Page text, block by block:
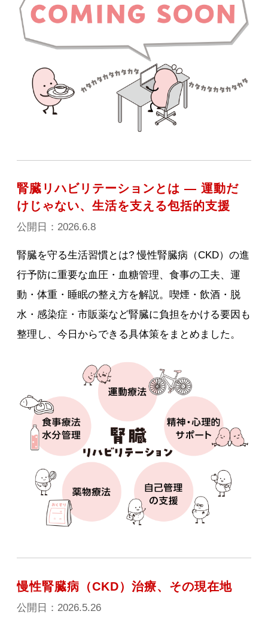
腎臓リハビリテーションとは — 運動だ
けじゃない、生活を支える包括的支援
公開日：2026.6.8
腎臓を守る生活習慣とは? 慢性腎臓病（CKD）の進
行予防に重要な血圧・血糖管理、食事の工夫、運
動・体重・睡眠の整え方を解説。喫煙・飲酒・脱
水・感染症・市販薬など腎臓に負担をかける要因も
整理し、今日からできる具体策をまとめました。
慢性腎臓病（CKD）治療、その現在地
公開日：2026.5.26